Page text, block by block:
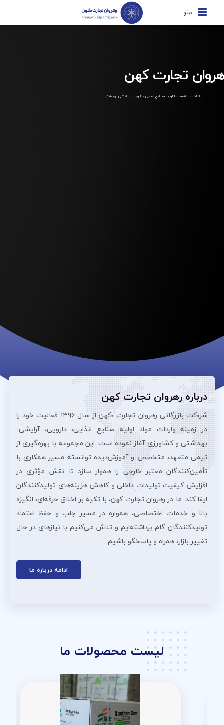
منو
تجارت کهن
واردات مستقیم مواداولیه صنایع غذایی ، دارویی و آرایشی بهداشتی
درباره رهروان تجارت کهن
شرڪت بازرگانی رهروان تجارت ڪهن از سال ۱۳۹۶ فعالیت خود را
در زمینه واردات مواد اولیه صنایع غذایی، دارویی، آرایشی‌-
بهداشتی و کشاورزی آغاز نموده است. این مجموعه با بهره‌گیری از
تیمی متعهد، متخصص و آموزش‌دیده توانسته مسیر همکاری با
تأمین‌کنندگان معتبر خارجی را هموار سازد تا نقش مؤثری در
افزایش کیفیت تولیدات داخلی و کاهش هزینه‌های تولیدکنندگان
ایفا کند. ما در رهروان تجارت کهن، با تکیه بر اخلاق حرفه‌ای، انگیزه
بالا و خدمات اختصاصی، همواره در مسیر جلب و حفظ اعتماد
تولیدکنندگان گام برداشته‌ایم و تلاش می‌کنیم با نیازهای در حال
تغییر بازار، همراه و پاسخگو باشیم.
ادامه درباره ما
لیست محصولات ما